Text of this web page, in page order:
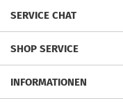
SERVICE CHAT
SHOP SERVICE
INFORMATIONEN